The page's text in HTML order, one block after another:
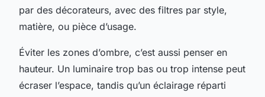
par des décorateurs, avec des filtres par style,
matière, ou pièce d’usage.
Éviter les zones d’ombre, c’est aussi penser en
hauteur. Un luminaire trop bas ou trop intense peut
écraser l’espace, tandis qu’un éclairage réparti